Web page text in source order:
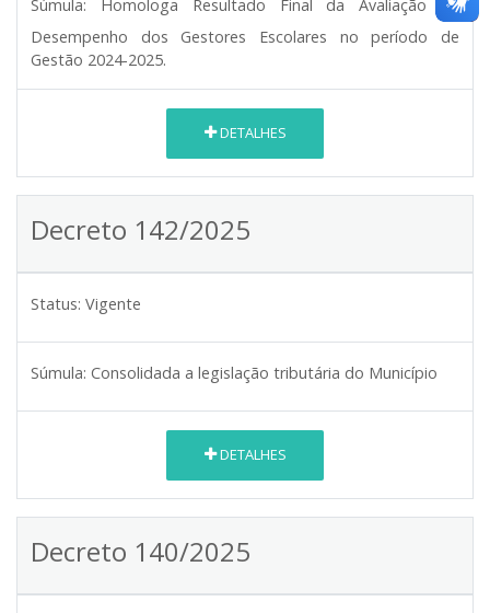
Súmula:
Homologa Resultado Final da Avaliação de
Desempenho dos Gestores Escolares no período de
Gestão 2024-2025.
DETALHES
Decreto 142/2025
Status: Vigente
Súmula: Consolidada a legislação tributária do Município
DETALHES
Decreto 140/2025